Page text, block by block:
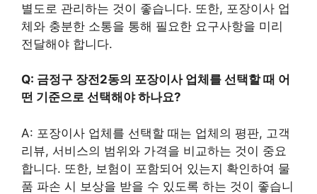
별도로 관리하는 것이 좋습니다. 또한, 포장이사 업
체와 충분한 소통을 통해 필요한 요구사항을 미리
전달해야 합니다.
Q: 금정구 장전2동의 포장이사 업체를 선택할 때 어
떤 기준으로 선택해야 하나요?
A: 포장이사 업체를 선택할 때는 업체의 평판, 고객
리뷰, 서비스의 범위와 가격을 비교하는 것이 중요
합니다. 또한, 보험이 포함되어 있는지 확인하여 물
품 파손 시 보상을 받을 수 있도록 하는 것이 좋습니